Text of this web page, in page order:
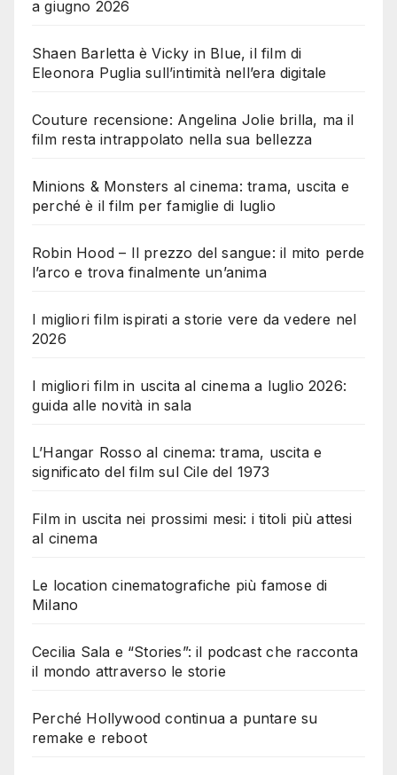
a giugno 2026
Shaen Barletta è Vicky in Blue, il film di
Eleonora Puglia sull’intimità nell’era digitale
Couture recensione: Angelina Jolie brilla, ma il
film resta intrappolato nella sua bellezza
Minions & Monsters al cinema: trama, uscita e
perché è il film per famiglie di luglio
Robin Hood – Il prezzo del sangue: il mito perde
l’arco e trova finalmente un’anima
I migliori film ispirati a storie vere da vedere nel
2026
I migliori film in uscita al cinema a luglio 2026:
guida alle novità in sala
L’Hangar Rosso al cinema: trama, uscita e
significato del film sul Cile del 1973
Film in uscita nei prossimi mesi: i titoli più attesi
al cinema
Le location cinematografiche più famose di
Milano
Cecilia Sala e “Stories”: il podcast che racconta
il mondo attraverso le storie
Perché Hollywood continua a puntare su
remake e reboot